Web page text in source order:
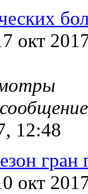
окт
12:48
гран
окт